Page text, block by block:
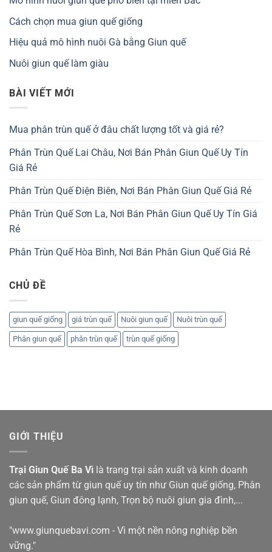
Cách chọn mua giun quế giống
Hiệu quả mô hình nuôi Gà bằng Giun quế
Nuôi giun quế làm giàu
BÀI VIẾT MỚI
Mua phân trùn quế ở đâu chất lượng tốt và giá rẻ?
Phân Trùn Quế Lai Châu, Nơi Bán Phân Giun Quế Uy Tín
Giá Rẻ
Phân Trùn Quế Điện Biên, Nơi Bán Phân Giun Quế Giá Rẻ
Phân Trùn Quế Sơn La, Nơi Bán Phân Giun Quế Uy Tín Giá
Rẻ
Phân Trùn Quế Hòa Bình, Nơi Bán Phân Giun Quế Giá Rẻ
CHỦ ĐỀ
giun quế giống giá trùn quế Nuôi giun quế Nuôi trùn quế
Phân giun quế phân trùn quế trùn quế giống
GIỚI THIỆU
Trại Giun Quế Ba Vì là trang trại sản xuất và kinh doanh
các sản phẩm từ giun quế uy tín như Giun quế giống, Phân
giun quế, Giun đông lạnh, Trọn bộ nuôi giun gia đình,...
"www.giunquebavi.com - Vì một nền nông nghiệp bền
vững."